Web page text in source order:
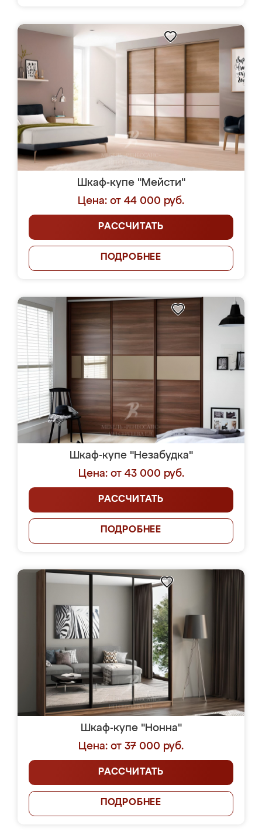
Шкаф-купе "Мейсти"
Цена: от 44 000 руб.
РАССЧИТАТЬ
ПОДРОБНЕЕ
Шкаф-купе "Незабудка"
Цена: от 43 000 руб.
РАССЧИТАТЬ
ПОДРОБНЕЕ
Шкаф-купе "Нонна"
Цена: от 37 000 руб.
РАССЧИТАТЬ
ПОДРОБНЕЕ